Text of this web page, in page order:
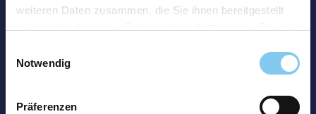
weiteren Daten zusammen, die Sie ihnen bereitgestellt
Notwendig
Präferenzen